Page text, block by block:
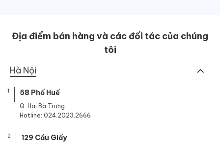
Địa điểm bán hàng và các đối tác của chúng
tôi
Hà Nội
1 58 Phố Huế
Q. Hai Bà Trưng
Hotline: 024.2023.2666
2 129 Cầu Giấy